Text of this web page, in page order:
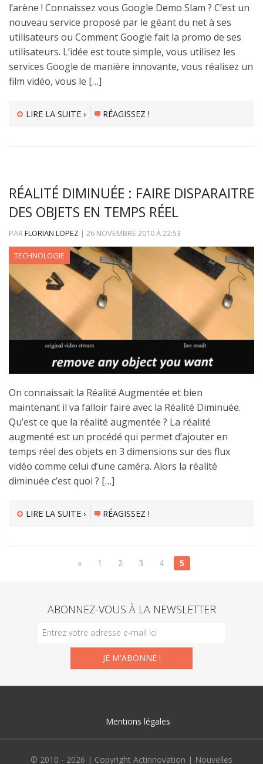
l’arène ! Connaissez vous Google Demo Slam ? C’est un
nouveau service proposé par le géant du net à ses
utilisateurs ou Comment Google fait la promo de ses
utilisateurs. L’idée est toute simple, vous utilisez les
services Google de manière innovante, vous réalisez un
film vidéo, vous le […]
LIRE LA SUITE › RÉAGISSEZ !
RÉALITÉ DIMINUÉE : FAIRE DISPARAITRE
DES OBJETS EN TEMPS RÉEL
PARFLORIAN LOPEZ | 26 NOVEMBRE 2010À22:53
TECHNOLOGIE
On connaissait la Réalité Augmentée et bien
maintenant il va falloir faire avec la Réalité Diminuée.
Qu’est ce que la réalité augmentée ? La réalité
augmenté est un procédé qui permet d’ajouter en
temps réel des objets en 3 dimensions sur des flux
vidéo comme celui d’une caméra. Alors la réalité
diminuée c’est quoi ? […]
LIRE LA SUITE › RÉAGISSEZ !
« 1 2 3 4 5
ABONNEZ-VOUS À LA NEWSLETTER
Mentions légales
© 2010 - 2026 | Copyright Actinnovation | Nouvelles